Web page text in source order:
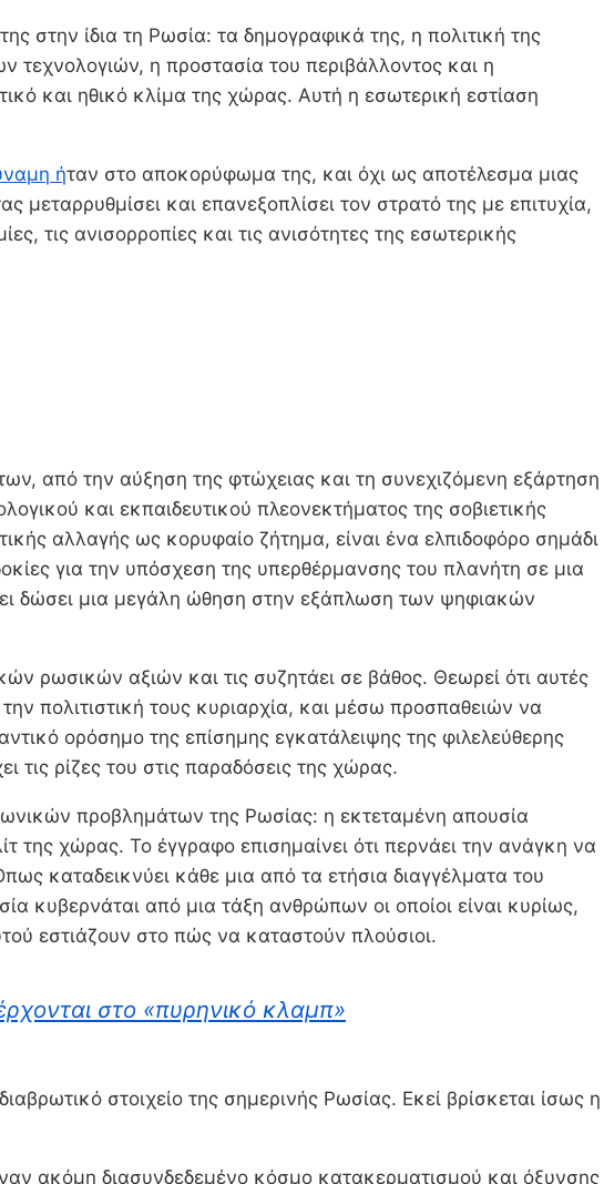
στην ίδια τη Ρωσία: τα δημογραφικά της, η πολιτική της
τεχνολογιών, η προστασία του περιβάλλοντος και η
και ηθικό κλίμα της χώρας. Αυτή η εσωτερική εστίαση
ήταν στο αποκορύφωμα της, και όχι ως αποτέλεσμα μιας
και επανεξοπλίσει τον στρατό της με επιτυχία,
τις ανισορροπίες και τις ανισότητες της εσωτερικής
από την αύξηση της φτώχειας και τη συνεχιζόμενη εξάρτηση
και εκπαιδευτικού πλεονεκτήματος της σοβιετικής
αλλαγής ως κορυφαίο ζήτημα, είναι ένα ελπιδοφόρο σημάδι
για την υπόσχεση της υπερθέρμανσης του πλανήτη σε μια
δώσει μια μεγάλη ώθηση στην εξάπλωση των ψηφιακών
ρωσικών αξιών και τις συζητάει σε βάθος. Θεωρεί ότι αυτές
πολιτιστική τους κυριαρχία, και μέσω προσπαθειών να
ορόσημο της επίσημης εγκατάλειψης της φιλελεύθερης
τις ρίζες του στις παραδόσεις της χώρας.
προβλημάτων της Ρωσίας: η εκτεταμένη απουσία
της χώρας. Το έγγραφο επισημαίνει ότι περνάει την ανάγκη να
καταδεικνύει κάθε μια από τα ετήσια διαγγέλματα του
κυβερνάται από μια τάξη ανθρώπων οι οποίοι είναι κυρίως,
εστιάζουν στο πώς να καταστούν πλούσιοι.
στο «πυρηνικό κλαμπ»
στοιχείο της σημερινής Ρωσίας. Εκεί βρίσκεται ίσως η
ακόμη διασυνδεδεμένο κόσμο κατακερματισμού και όξυνσης